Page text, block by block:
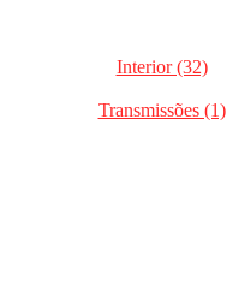
Interior (32)
Transmissões (1)